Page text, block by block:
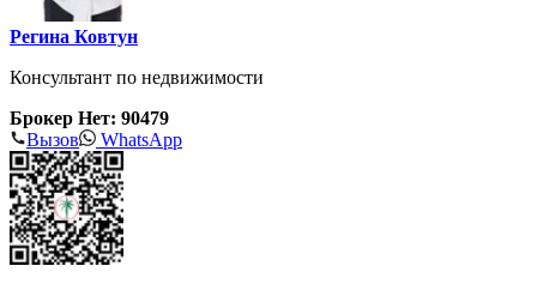
Регина Ковтун
Консультант по недвижимости
Брокер Нет: 90479
Вызов
WhatsApp